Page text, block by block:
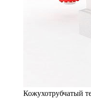
Кожухотрубчатый